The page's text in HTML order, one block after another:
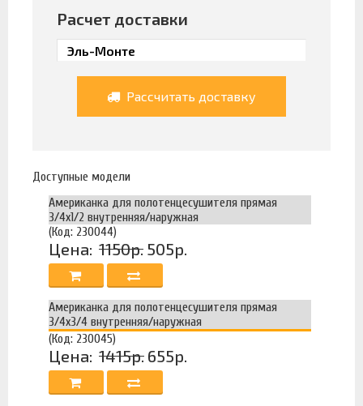
Расчет доставки
Рассчитать доставку
Доступные модели
Американка для полотенцесушителя прямая
3/4х1/2 внутренняя/наружная
(Код: 230044)
Цена: 1150р. 505р.
Американка для полотенцесушителя прямая
3/4х3/4 внутренняя/наружная
(Код: 230045)
Цена: 1415р. 655р.